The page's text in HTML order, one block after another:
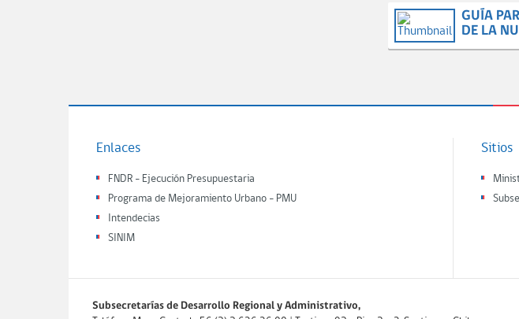
GUÍA
DE LA
Enlaces
FNDR - Ejecución Presupuestaria
Programa de Mejoramiento Urbano - PMU
Intendecias
SINIM
Sitios
Subsecretarías de Desarrollo Regional y Administrativo,